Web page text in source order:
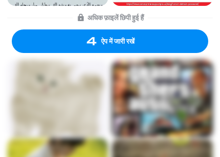
अधिक फ़ाइलें छिपी हुई हैं
ऐप में जारी रखें